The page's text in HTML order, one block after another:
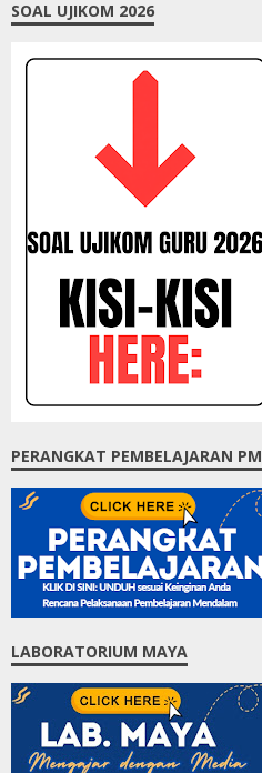
SOAL UJIKOM 2026
PERANGKAT PEMBELAJARAN PM
LABORATORIUM MAYA